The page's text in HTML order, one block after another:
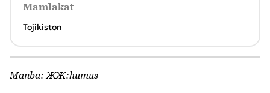
Mamlakat
Tojikiston
Manba: ЖЖ:humus